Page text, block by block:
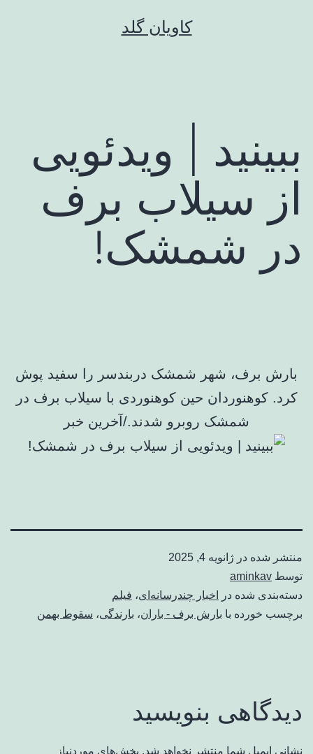
کاویان گلد
ببینید | ویدئویی
از سیلاب برف
در شمشک!
بارش برف، شهر شمشک دربندسر را سفید پوش
کرد. کوهنوردان حین کوهنوردی با سیلاب برف در
شمشک روبرو شدند./آخرین خبر
منتشر شده در ژانویه 4, 2025
توسط aminkav
دسته‌بندی شده در
اخبار چندرسانه‌ای، فیلم
برچسب خورده با بارش برف - باران، بارندگی، سقوط بهمن
دیدگاهی بنویسید
نشانی ایمیل شما منتشر نخواهد شد. بخش‌های موردنیاز